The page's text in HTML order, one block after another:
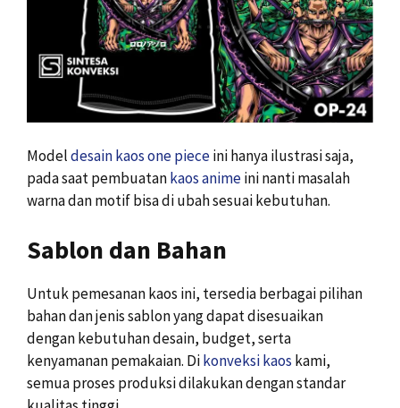
Modeldesain kaos one pieceini hanya ilustrasi saja,
pada saat pembuatankaos animeini nanti masalah
warna dan motif bisa di ubah sesuai kebutuhan.
Sablon dan Bahan
Untuk pemesanan kaos ini, tersedia berbagai pilihan
bahan dan jenis sablon yang dapat disesuaikan
dengan kebutuhan desain, budget, serta
kenyamanan pemakaian. Dikonveksi kaos kami,
semua proses produksi dilakukan dengan standar